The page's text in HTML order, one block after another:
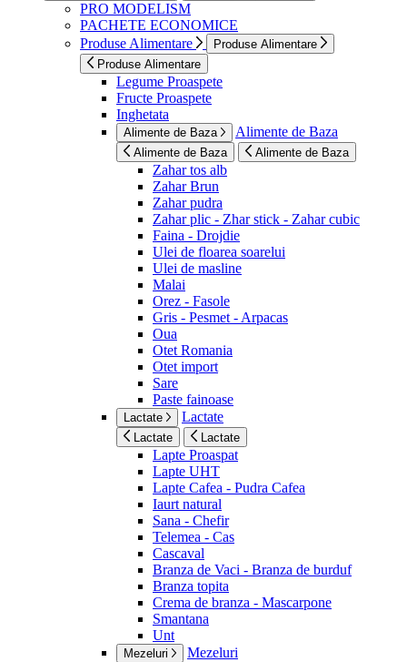
PRO MODELISM
PACHETE ECONOMICE
Produse Alimentare
Produse Alimentare
Produse Alimentare
Legume Proaspete
Fructe Proaspete
Inghetata
Alimente de Baza Alimente de Baza
Alimente de Baza Alimente de Baza
Zahar tos alb
Zahar Brun
Zahar pudra
Zahar plic - Zhar stick - Zahar cubic
Faina - Drojdie
Ulei de floarea soarelui
Ulei de masline
Malai
Orez - Fasole
Gris - Pesmet - Arpacas
Oua
Otet Romania
Otet import
Sare
Paste fainoase
Lactate Lactate
Lactate Lactate
Lapte Proaspat
Lapte UHT
Lapte Cafea - Pudra Cafea
Iaurt natural
Sana - Chefir
Telemea - Cas
Cascaval
Branza de Vaci - Branza de burduf
Branza topita
Crema de branza - Mascarpone
Smantana
Unt
Mezeluri Mezeluri